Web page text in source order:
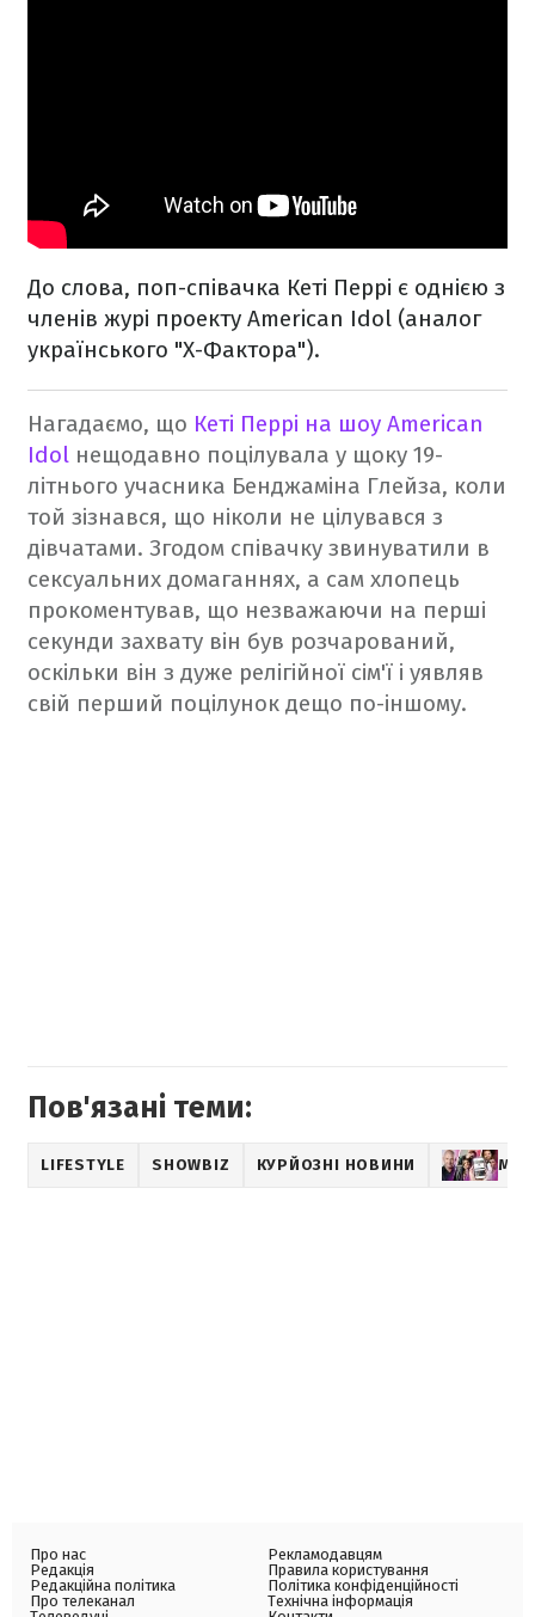
До слова, поп-співачка Кеті Перрі є однією з
членів журі проекту American Idol (аналог
українського "Х-Фактора").
Нагадаємо, що Кеті Перрі на шоу American
Idol нещодавно поцілувала у щоку 19-
літнього учасника Бенджаміна Глейза, коли
той зізнався, що ніколи не цілувався з
дівчатами. Згодом співачку звинуватили в
сексуальних домаганнях, а сам хлопець
прокоментував, що незважаючи на перші
секунди захвату він був розчарований,
оскільки він з дуже релігійної сім'ї і уявляв
свій перший поцілунок дещо по-іншому.
Пов'язані теми:
LIFESTYLE SHOWBIZ КУРЙОЗНІ НОВИНИ
Про нас
Редакція
Редакційна політика
Про телеканал
Рекламодавцям
Правила користування
Політика конфіденційності
Технічна інформація